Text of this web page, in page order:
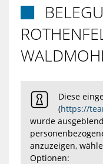
WIRTSCHAFT
VERWALTUNG
GEMEINDEN
TOURISMUS
SANIERUNG
Diese
(https://
wurde
anzuzeigen,
Optionen: